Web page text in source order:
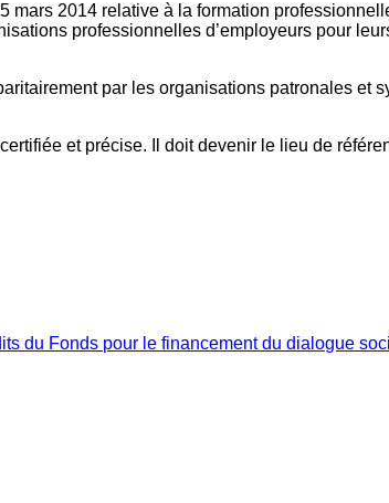
2014 relative à la formation
professionnelles d’employeurs pour
par les organisations patronales et
et précise. Il doit devenir le lieu de
du Fonds pour le financement du dialogue